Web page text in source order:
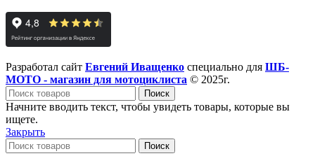
Разработал сайт Евгений Иващенко специально для ШБ-
МОТО - магазин для мотоциклиста © 2025г.
Поиск
Начните вводить текст, чтобы увидеть товары, которые вы
ищете.
Закрыть
Поиск